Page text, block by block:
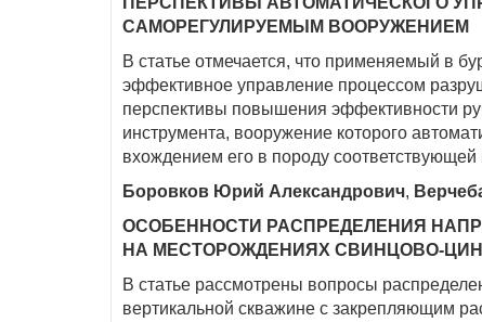
САМОРЕГУЛИРУЕМЫМ ВООРУЖЕНИЕМ
В статье отмечается, что применяемый в
эффективное управление процессом
перспективы повышения эффективности
инструмента, вооружение которого
вхождением его в породу соответствующей
Боровков Юрий Александрович,
ОСОБЕННОСТИ РАСПРЕДЕЛЕНИЯ
НА МЕСТОРОЖДЕНИЯХ СВИНЦОВО-
В статье рассмотрены вопросы
вертикальной скважине с закрепляющим